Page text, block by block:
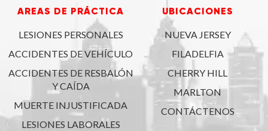
AREAS DE PRÁCTICA
LESIONES PERSONALES
ACCIDENTES DE VEHÍCULO
ACCIDENTES DE RESBALÓN
Y CAÍDA
MUERTE INJUSTIFICADA
LESIONES LABORALES
UBICACIONES
NUEVA JERSEY
FILADELFIA
CHERRY HILL
MARLTON
CONTÁCTENOS